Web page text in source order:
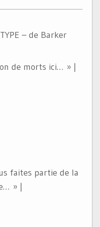
TYPE – de Barker
de morts ici… » |
faites partie de la
» |